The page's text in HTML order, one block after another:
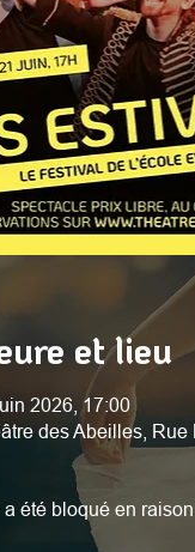
et lieu
2026, 17:00
des Abeilles,
été bloqué en